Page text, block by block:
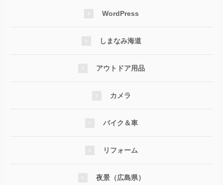
WordPress
しまなみ海道
アウトドア用品
カメラ
バイク＆車
リフォーム
夜景（広島県）